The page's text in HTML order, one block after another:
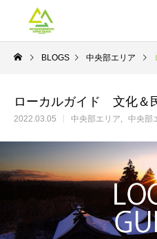
BLOGS 中央部エリア
ローカルガイド 文化＆
2022.03.05 中央部エリア 中央部